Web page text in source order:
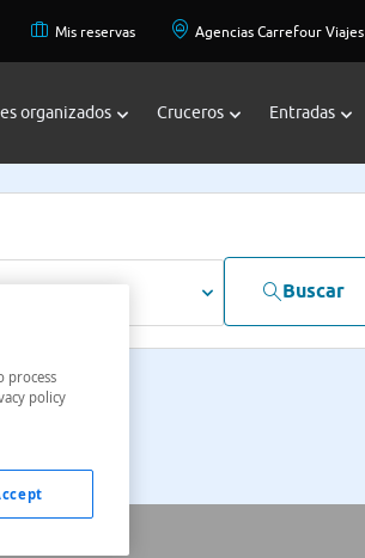
Mis reservas Agencias Carrefour Viajes
organizados Cruceros Entradas
Buscar
process
policy